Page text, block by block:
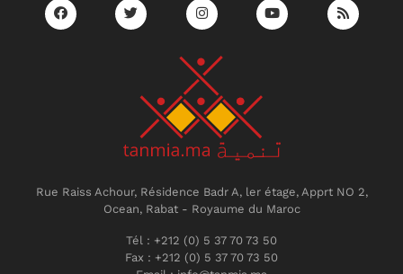
Rue Raiss Achour, Résidence Badr A, ler étage, Apprt NO 2,
Ocean, Rabat - Royaume du Maroc
Tél : +212 (0) 5 37 70 73 50
Fax : +212 (0) 5 37 70 73 50